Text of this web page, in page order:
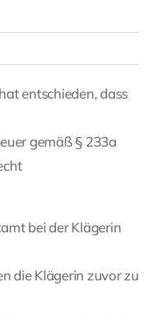
entschieden, dass
gemäß § 233a
bei der Klägerin
die Klägerin zuvor zu